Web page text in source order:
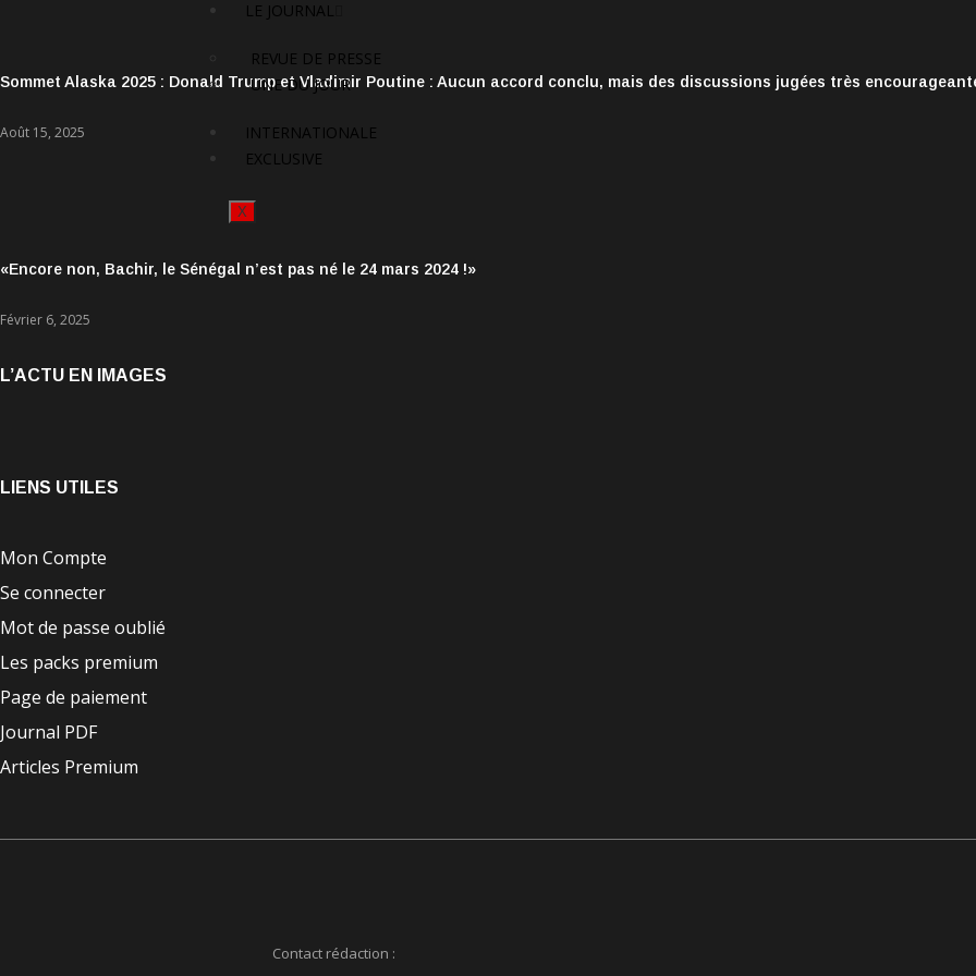
LE JOURNAL
REVUE DE PRESSE
UNE DU JOUR
INTERNATIONALE
EXCLUSIVE
X
Sommet Alaska 2025 : Donald Trump et Vladimir Poutine : Aucun accord conclu, mais des discussions jugées très
Août 15, 2025
«Encore non, Bachir, le Sénégal n’est pas né le 24 mars 2024 !»
Février 6, 2025
L’ACTU EN IMAGES
LIENS UTILES
Mon Compte
Se connecter
Mot de passe oublié
Les packs premium
Page de paiement
Journal PDF
Articles Premium
Contact rédaction :